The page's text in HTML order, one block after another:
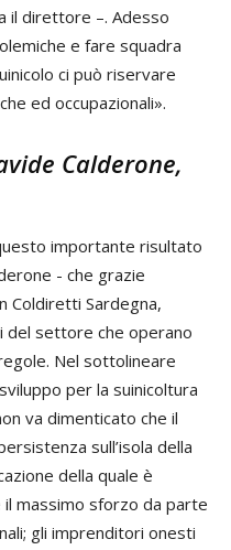
il direttore –. Adesso
e fare squadra
ci può riservare
ed occupazionali».
Calderone,
importante risultato
- che grazie
Coldiretti Sardegna,
del settore che operano
Nel sottolineare
per la suinicoltura
va dimenticato che il
sull’isola della
della quale è
massimo sforzo da parte
gli imprenditori onesti